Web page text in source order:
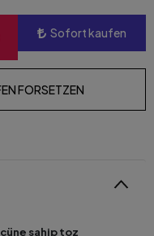
Sofort kaufen
FORSETZEN
sahip toz